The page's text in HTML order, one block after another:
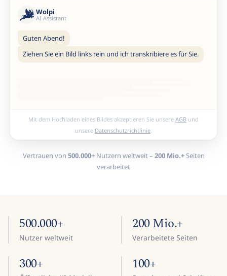
Wolpi
AI Assistant
Guten Abend!
Ziehen Sie ein Bild links rein und ich transkribiere es für Sie.
Mit dem Hochladen eines Bildes akzeptieren Sie unsere AGB und
unsere Datenschutzrichtlinie
Vertrauen von 500.000+Nutzern weltweit – 200 Mio.+Seiten
verarbeitet
500.000+
Nutzer weltweit
200 Mio.+
Verarbeitete Seiten
300+ 100+